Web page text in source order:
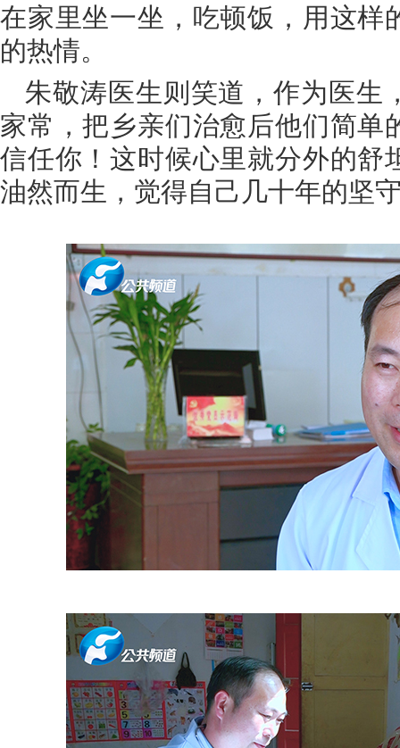
在家里坐一坐，吃顿饭，用这样
的热情。
朱敬涛医生则笑道，作为医生
家常，把乡亲们治愈后他们简单
信任你！这时候心里就分外的舒
油然而生，觉得自己几十年的坚